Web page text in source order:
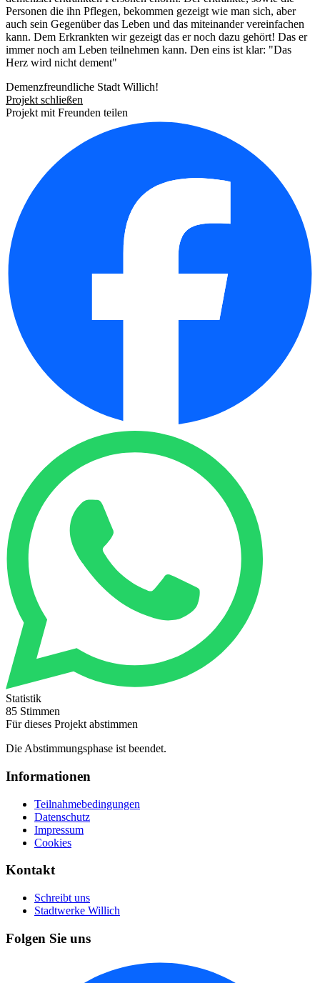
Personen die ihn Pflegen, bekommen gezeigt wie man sich, aber
auch sein Gegenüber das Leben und das miteinander vereinfachen
kann. Dem Erkrankten wir gezeigt das er noch dazu gehört! Das er
immer noch am Leben teilnehmen kann. Den eins ist klar: "Das
Herz wird nicht dement"
Demenzfreundliche Stadt Willich!
Projekt schließen
Projekt mit Freunden teilen
Statistik
85 Stimmen
Für dieses Projekt abstimmen
Die Abstimmungsphase ist beendet.
Informationen
Teilnahmebedingungen
Datenschutz
Impressum
Cookies
Kontakt
Schreibt uns
Stadtwerke Willich
Folgen Sie uns